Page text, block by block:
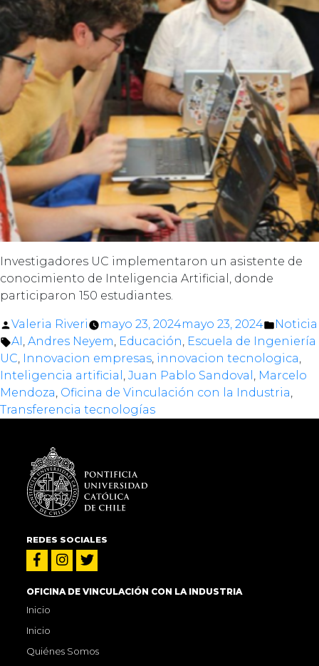
Investigadores UC implementaron un asistente de
conocimiento de Inteligencia Artificial, donde
participaron 150 estudiantes.
Posted
by
Valeria Riveri mayo 23, 2024mayo 23, 2024
Posted
in
Noticia
Tags:
AI, Andres Neyem, Educación, Escuela de Ingeniería
UC, Innovacion empresas, innovacion tecnologica,
Inteligencia artificial , Juan Pablo Sandoval , Marcelo
Mendoza, Oficina de Vinculación con la Industria,
Transferencia tecnologías
OFICINA DE VINCULACIÓN CON LA INDUSTRIA
Inicio
Inicio
Quiénes Somos
REDES SOCIALES